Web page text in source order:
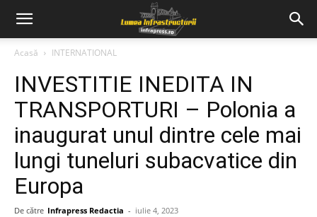
Acasă INTERNATIONAL
INVESTITIE INEDITA IN
TRANSPORTURI – Polonia a
inaugurat unul dintre cele mai
lungi tuneluri subacvatice din
Europa
De către Infrapress Redactia - iulie 4, 2023